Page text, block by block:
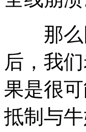
那么同
后，我
果是很
抵制与